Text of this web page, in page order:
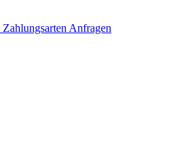
Zahlungsarten Anfragen